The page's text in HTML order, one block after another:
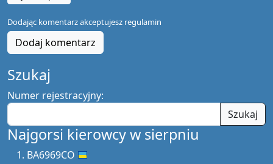
Dodając komentarz akceptujesz regulamin
Dodaj komentarz
Szukaj
Numer rejestracyjny:
Szukaj
Najgorsi kierowcy w sierpniu
BA6969CO